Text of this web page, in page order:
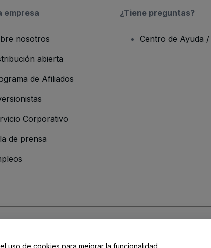
empresa
nosotros
abierta
de Afiliados
Corporativo
de prensa
¿Tiene preguntas?
Centro de Ayuda
uso de cookies para mejorar la funcionalidad